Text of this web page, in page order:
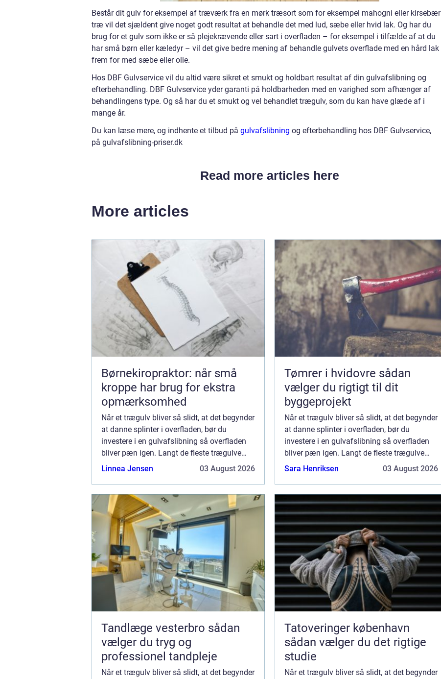
Består dit gulv for eksempel af træværk fra en mørk træsort som for eksempel mahogni eller kirsebær
træ vil det sjældent give noget godt resultat at behandle det med lud, sæbe eller hvid lak. Og har du
brug for et gulv som ikke er så plejekrævende eller sart i overfladen – for eksempel i tilfælde af at du
har små børn eller kæledyr – vil det give bedre mening af behandle gulvets overflade med en hård lak
frem for med sæbe eller olie.
Hos DBF Gulvservice vil du altid være sikret et smukt og holdbart resultat af din gulvafslibning og
efterbehandling. DBF Gulvservice yder garanti på holdbarheden med en varighed som afhænger af
behandlingens type. Og så har du et smukt og vel behandlet trægulv, som du kan have glæde af i
mange år.
Du kan læse mere, og indhente et tilbud på gulvafslibning og efterbehandling hos DBF Gulvservice,
på gulvafslibning-priser.dk
Read more articles here
More articles
Børnekiropraktor: når små
kroppe har brug for ekstra
opmærksomhed
Når et trægulv bliver så slidt, at det begynder
at danne splinter i overfladen, bør du
investere i en gulvafslibning så overfladen
bliver pæn igen. Langt de fleste trægulve
tåler, uanset type og tr&ael...
Linnea Jensen 03 August 2026
Tømrer i hvidovre sådan
vælger du rigtigt til dit
byggeprojekt
Når et trægulv bliver så slidt, at det begynder
at danne splinter i overfladen, bør du
investere i en gulvafslibning så overfladen
bliver pæn igen. Langt de fleste trægulve
tåler, uanset type og tr&ael...
Sara Henriksen 03 August 2026
Tandlæge vesterbro sådan
vælger du tryg og
professionel tandpleje
Når et trægulv bliver så slidt, at det begynder
Tatoveringer københavn
sådan vælger du det rigtige
studie
Når et trægulv bliver så slidt, at det begynder